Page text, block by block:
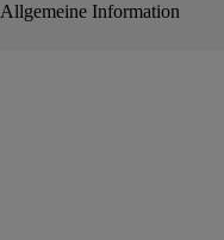
Allgemeine Information